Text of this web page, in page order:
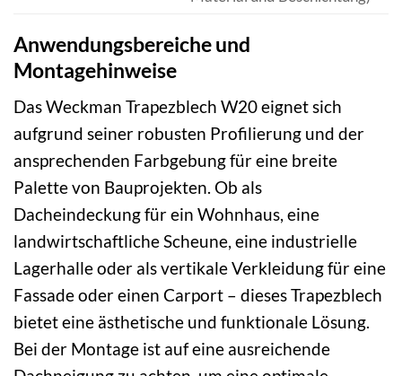
Anwendungsbereiche und
Montagehinweise
Das Weckman Trapezblech W20 eignet sich
aufgrund seiner robusten Profilierung und der
ansprechenden Farbgebung für eine breite
Palette von Bauprojekten. Ob als
Dacheindeckung für ein Wohnhaus, eine
landwirtschaftliche Scheune, eine industrielle
Lagerhalle oder als vertikale Verkleidung für eine
Fassade oder einen Carport – dieses Trapezblech
bietet eine ästhetische und funktionale Lösung.
Bei der Montage ist auf eine ausreichende